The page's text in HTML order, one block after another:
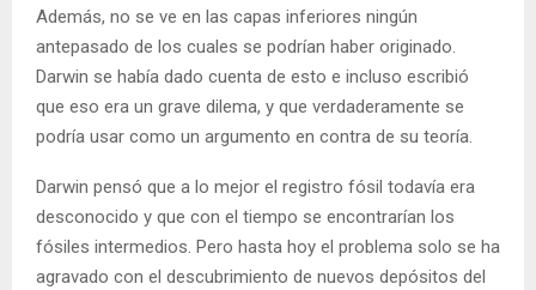
Además, no se ve en las capas inferiores ningún
antepasado de los cuales se podrían haber originado.
Darwin se había dado cuenta de esto e incluso escribió
que eso era un grave dilema, y que verdaderamente se
podría usar como un argumento en contra de su teoría.
Darwin pensó que a lo mejor el registro fósil todavía era
desconocido y que con el tiempo se encontrarían los
fósiles intermedios. Pero hasta hoy el problema solo se ha
agravado con el descubrimiento de nuevos depósitos del